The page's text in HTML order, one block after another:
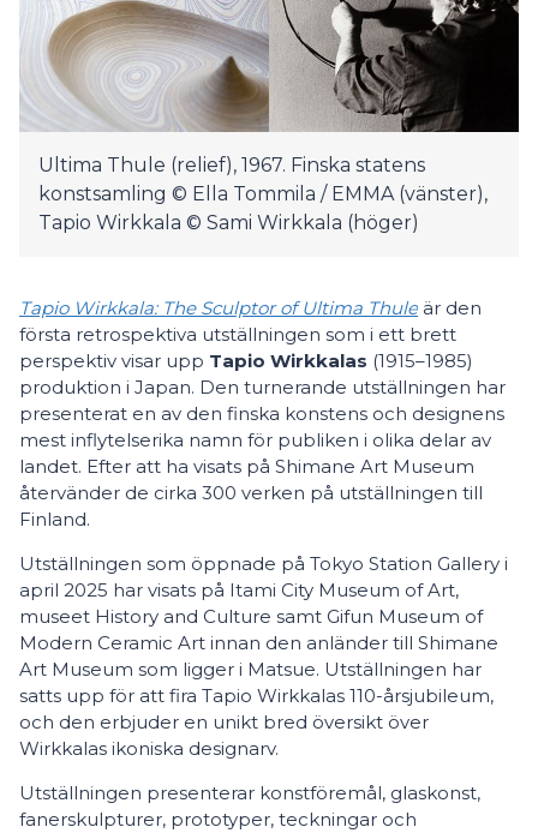
Ultima Thule (relief), 1967. Finska statens
konstsamling © Ella Tommila / EMMA (vänster),
Tapio Wirkkala © Sami Wirkkala (höger)
Tapio Wirkkala: The Sculptor of Ultima Thule är den
första retrospektiva utställningen som i ett brett
perspektiv visar upp Tapio Wirkkalas (1915–1985)
produktion i Japan. Den turnerande utställningen har
presenterat en av den finska konstens och designens
mest inflytelserika namn för publiken i olika delar av
landet. Efter att ha visats på Shimane Art Museum
återvänder de cirka 300 verken på utställningen till
Finland.
Utställningen som öppnade på Tokyo Station Gallery i
april 2025 har visats på Itami City Museum of Art,
museet History and Culture samt Gifun Museum of
Modern Ceramic Art innan den anländer till Shimane
Art Museum som ligger i Matsue. Utställningen har
satts upp för att fira Tapio Wirkkalas 110-årsjubileum,
och den erbjuder en unikt bred översikt över
Wirkkalas ikoniska designarv.
Utställningen presenterar konstföremål, glaskonst,
fanerskulpturer, prototyper, teckningar och